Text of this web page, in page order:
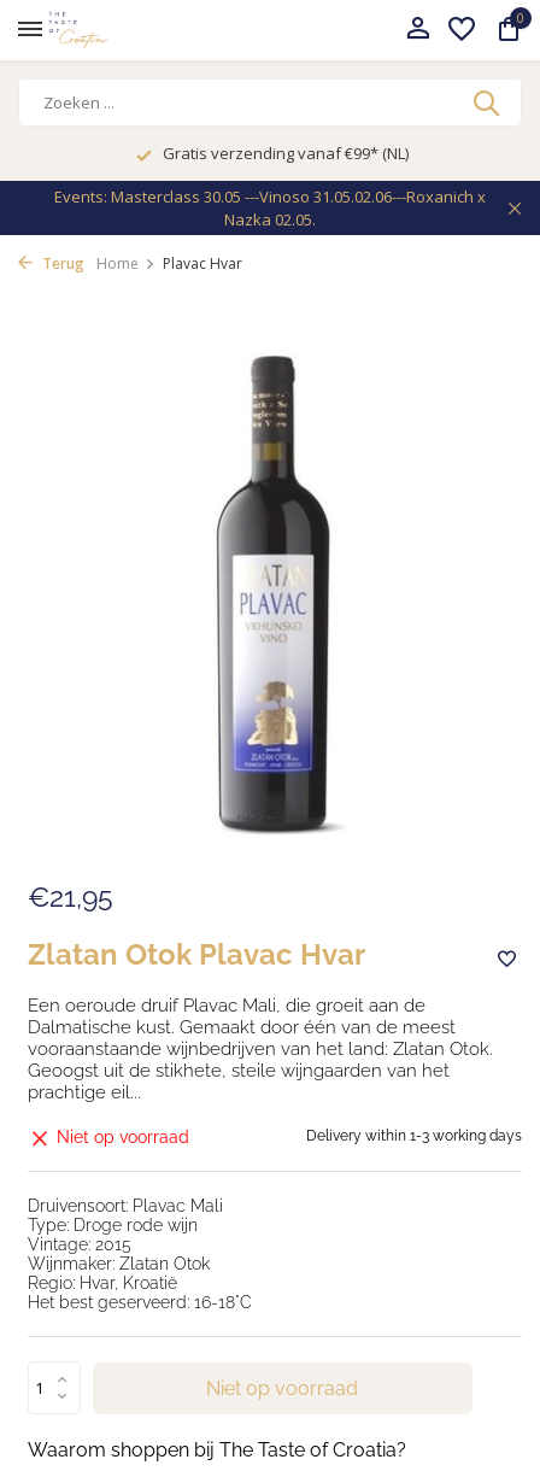
0
Gratis verzending vanaf €99* (NL)
Events: Masterclass 30.05 ---Vinoso 31.05.02.06---Roxanich x
Nazka 02.05.
Terug Home Plavac Hvar
€21,95
Zlatan Otok Plavac Hvar
Een oeroude druif Plavac Mali, die groeit aan de
Dalmatische kust. Gemaakt door één van de meest
vooraanstaande wijnbedrijven van het land: Zlatan Otok.
Geoogst uit de stikhete, steile wijngaarden van het
prachtige eil...
Niet op voorraad Delivery within 1-3 working days
Druivensoort: Plavac Mali
Type: Droge rode wijn
Vintage: 2015
Wijnmaker: Zlatan Otok
Regio: Hvar, Kroatië
Het best geserveerd: 16-18°C
Niet op voorraad
Waarom shoppen bij The Taste of Croatia?